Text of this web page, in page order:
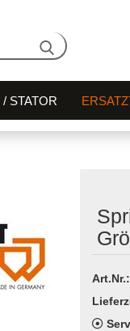
STATOR
Art.Nr.: